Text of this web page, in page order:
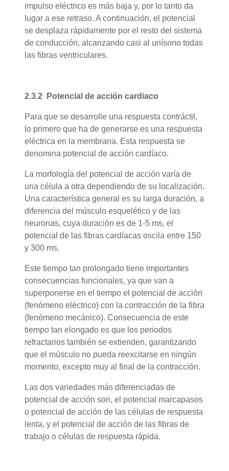
impulso eléctrico es más baja y, por lo tanto da
lugar a ese retraso. A continuación, el potencial
se desplaza rápidamente por el resto del sistema
de conducción, alcanzando casi al unísono todas
las fibras ventriculares.
2.3.2 Potencial de acción cardiaco
Para que se desarrolle una respuesta contráctil,
lo primero que ha de generarse es una respuesta
eléctrica en la membrana. Esta respuesta se
denomina potencial de acción cardíaco.
La morfología del potencial de acción varía de
una célula a otra dependiendo de su localización.
Una característica general es su larga duración, a
diferencia del músculo esquelético y de las
neuronas, cuya duración es de 1-5 ms, el
potencial de las fibras cardíacas oscila entre 150
y 300 ms.
Este tiempo tan prolongado tiene importantes
consecuencias funcionales, ya que van a
superponerse en el tiempo el potencial de acción
(fenómeno eléctrico) con la contracción de la fibra
(fenómeno mecánico). Consecuencia de este
tiempo tan elongado es que los periodos
refractarios también se extienden, garantizando
que el músculo no pueda reexcitarse en ningún
momento, excepto muy al final de la contracción.
Las dos variedades más diferenciadas de
potencial de acción son, el potencial marcapasos
o potencial de acción de las células de respuesta
lenta, y el potencial de acción de las fibras de
trabajo o células de respuesta rápida.